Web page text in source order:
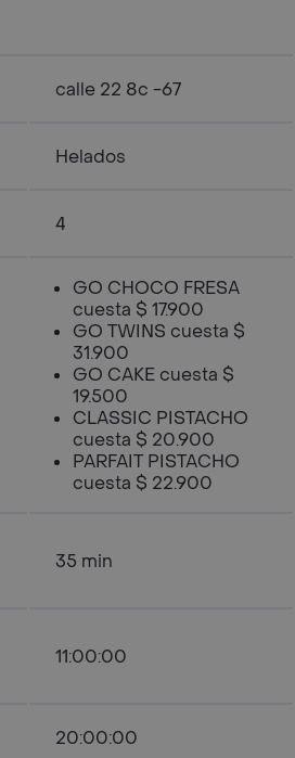
calle 22 8c -67
Helados
4
GO CHOCO FRESA
cuesta $ 17.900
GO TWINS cuesta $
31.900
GO CAKE cuesta $
19.500
CLASSIC PISTACHO
cuesta $ 20.900
PARFAIT PISTACHO
cuesta $ 22.900
35 min
11:00:00
20:00:00